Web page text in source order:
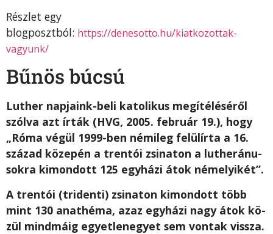
Részlet egy
blogposztból: https://denesotto.hu/kiatkozottak-
vagyunk/
Bűnös búcsú
Luther napjaink-beli katolikus megítéléséről
szólva azt írták (HVG, 2005. február 19.), hogy
„Róma végül 1999-ben némileg felülírta a 16.
század közepén a trentói zsinaton a lutheránu­
sokra kimondott 125 egyházi átok némelyikét”.
A trentói (tridenti) zsinaton kimondott több
mint 130 anathéma, azaz egyházi nagy átok kö­
zül mindmáig egyetlenegyet sem vontak vissza.